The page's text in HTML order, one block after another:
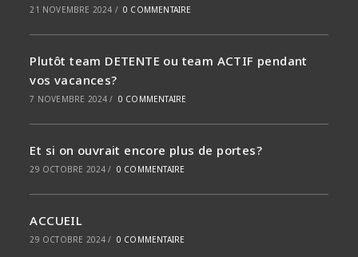
21 NOVEMBRE 2024 / 0 COMMENTAIRE
Plutôt team DETENTE ou team ACTIF pendant
vos vacances?
7 NOVEMBRE 2024 / 0 COMMENTAIRE
Et si on ouvrait encore plus de portes?
29 OCTOBRE 2024 / 0 COMMENTAIRE
ACCUEIL
29 OCTOBRE 2024 / 0 COMMENTAIRE